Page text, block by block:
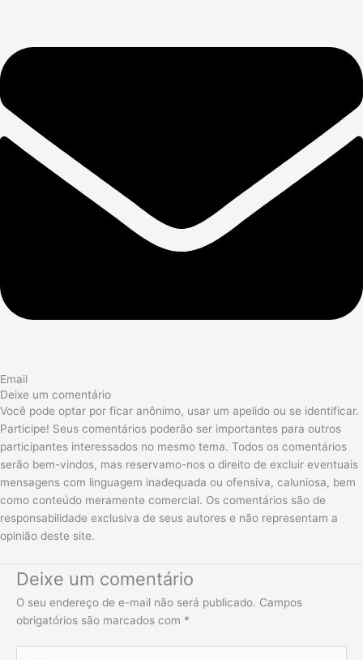
Email
Deixe um comentário
Você pode optar por ficar anônimo, usar um apelido ou se identificar.
Participe! Seus comentários poderão ser importantes para outros
participantes interessados no mesmo tema. Todos os comentários
serão bem-vindos, mas reservamo-nos o direito de excluir eventuais
mensagens com linguagem inadequada ou ofensiva, caluniosa, bem
como conteúdo meramente comercial. Os comentários são de
responsabilidade exclusiva de seus autores e não representam a
opinião deste site.
Deixe um comentário
O seu endereço de e-mail não será publicado. Campos
obrigatórios são marcados com *